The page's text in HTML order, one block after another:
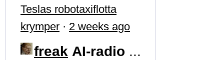
Teslas robotaxiflotta
krymper · 2 weeks ago
freak AI-radio ...